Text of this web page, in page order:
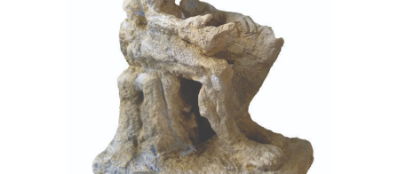
Mémoire
Terre cuite
Urgonien